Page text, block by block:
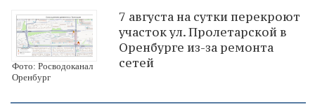
Фото: Росводоканал
Оренбург
7 августа на сутки перекроют
участок ул. Пролетарской в
Оренбурге из-за ремонта
сетей